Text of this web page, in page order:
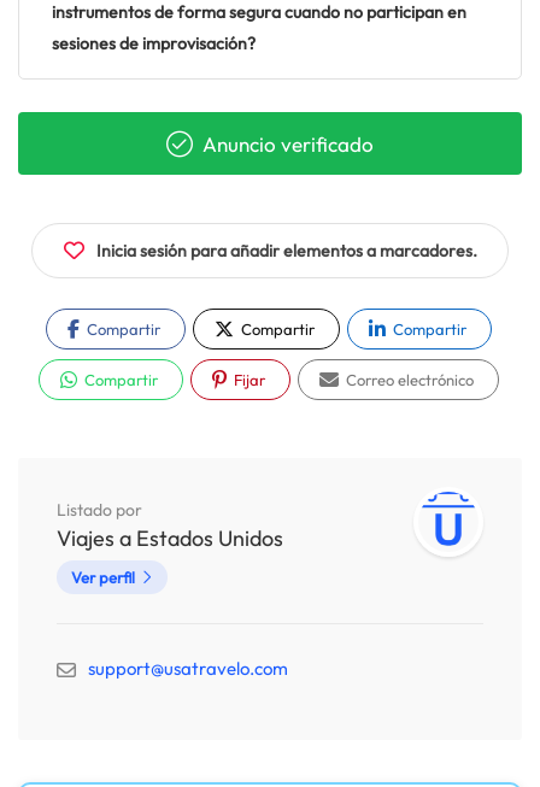
instrumentos de forma segura cuando no participan en
sesiones de improvisación?
Anuncio verificado
Inicia sesión para añadir elementos a marcadores.
Compartir Compartir Compartir
Compartir Fijar Correo electrónico
Listado por
Viajes a Estados Unidos
Ver perfil
support@usatravelo.com